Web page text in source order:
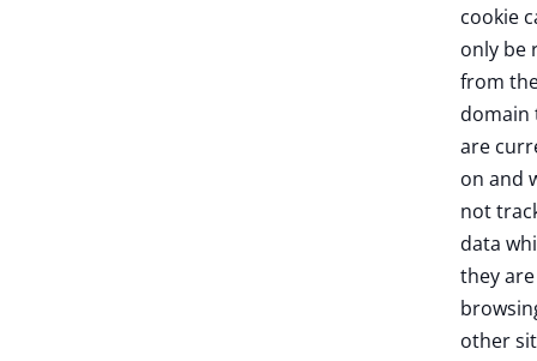
cookie
only be
from
domain
are
on and
not
data
they are
other